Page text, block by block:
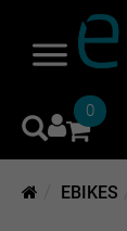
0
EBIKES